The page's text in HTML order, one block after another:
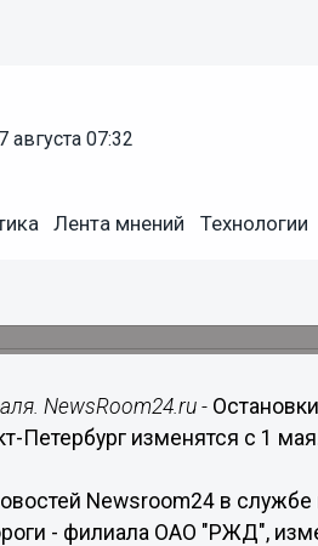
августа 07:32
Лента мнений Технологии
«Сапсан» Нижний
NewsRoom24.ru -
Петербург изменятся с 1
Newsroom24 в
- филиала ОАО "РЖД",